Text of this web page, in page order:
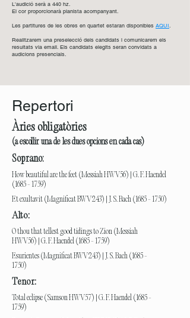
L'audició serà a 440 hz.
El cor proporcionarà pianista acompanyant.
Les partitures de les obres en quartet estaran disponibles AQUI.
Realitzarem una preselecció dels candidats i comunicarem els
resultats via email. Els candidats elegits seran convidats a
audicions presencials.
Repertori
Àries obligatòries
(a escollir una de les dues opcions en cada cas)
Soprano:
How beautiful are the feet (Messiah HWV56) | G. F. Haendel
(1685 - 1759)
Et exultavit (Magnificat BWV243) | J. S. Bach (1685 - 1750)
Alto:
O thou that tellest good tidings to Zion (Messiah
HWV56) | G. F. Haendel (1685 - 1759)
Esurientes (Magnificat BWV243) | J. S. Bach (1685 -
1750)
Tenor:
Total eclipse (Samson HWV57) | G. F. Haendel (1685 -
1759)